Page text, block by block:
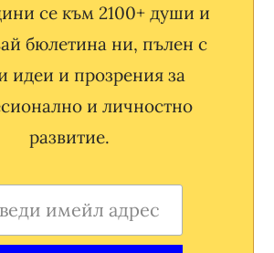
се към 2100+ души и
бюлетина ни, пълен с
идеи и прозрения за
и личностно
развитие.